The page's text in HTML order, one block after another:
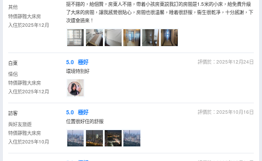
其他
特價靜雅大床房
入住於2025年12月
挺不錯的，給個贊，房東人不錯，帶着小孩房東説我訂的房間是1.5米的小床，給免費升級
了大床的房間，讓我感覺很貼心，房間也很温馨，睡着很舒服，衞生很乾凈，十分感謝，下
次還會過來！
白東
情侶
特價靜雅大床房
入住於2025年12月
5.0 極好
評價於：2025年12月24日
環境特別好
訪客
與好友旅遊
特價靜雅大床房
入住於2025年10月
5.0 極好
評價於：2025年10月16日
位置很好住的舒服